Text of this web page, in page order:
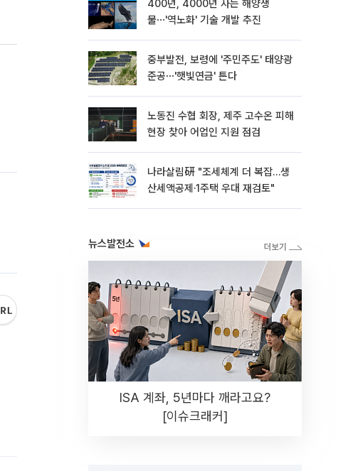
400년, 4000년 사는 해양생
물⋯'역노화' 기술 개발 추진
중부발전, 보령에 '주민주도' 태양광
준공⋯'햇빛연금' 튼다
노동진 수협 회장, 제주 고수온 피해
현장 찾아 어업인 지원 점검
나라살림硏 "조세체계 더 복잡…생
산세액공제·1주택 우대 재검토"
뉴스발전소
ISA 계좌, 5년마다 깨라고요?
[이슈크래커]